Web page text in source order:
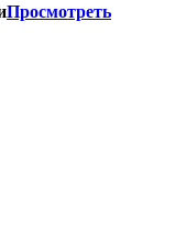
Просмотреть